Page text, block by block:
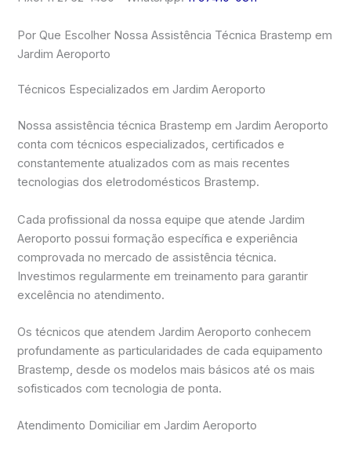
Por Que Escolher Nossa Assistência Técnica Brastemp em
Jardim Aeroporto
Técnicos Especializados em Jardim Aeroporto
Nossa assistência técnica Brastemp em Jardim Aeroporto
conta com técnicos especializados, certificados e
constantemente atualizados com as mais recentes
tecnologias dos eletrodomésticos Brastemp.
Cada profissional da nossa equipe que atende Jardim
Aeroporto possui formação específica e experiência
comprovada no mercado de assistência técnica.
Investimos regularmente em treinamento para garantir
excelência no atendimento.
Os técnicos que atendem Jardim Aeroporto conhecem
profundamente as particularidades de cada equipamento
Brastemp, desde os modelos mais básicos até os mais
sofisticados com tecnologia de ponta.
Atendimento Domiciliar em Jardim Aeroporto